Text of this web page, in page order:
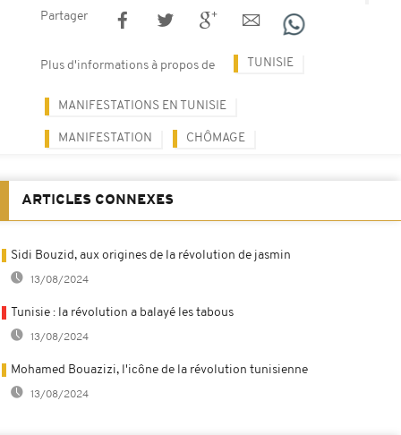
Partager
Plus d'informations à propos de TUNISIE
MANIFESTATIONS EN TUNISIE
MANIFESTATION CHÔMAGE
ARTICLES CONNEXES
Sidi Bouzid, aux origines de la révolution de jasmin
13/08/2024
Tunisie : la révolution a balayé les tabous
13/08/2024
Mohamed Bouazizi, l'icône de la révolution tunisienne
13/08/2024